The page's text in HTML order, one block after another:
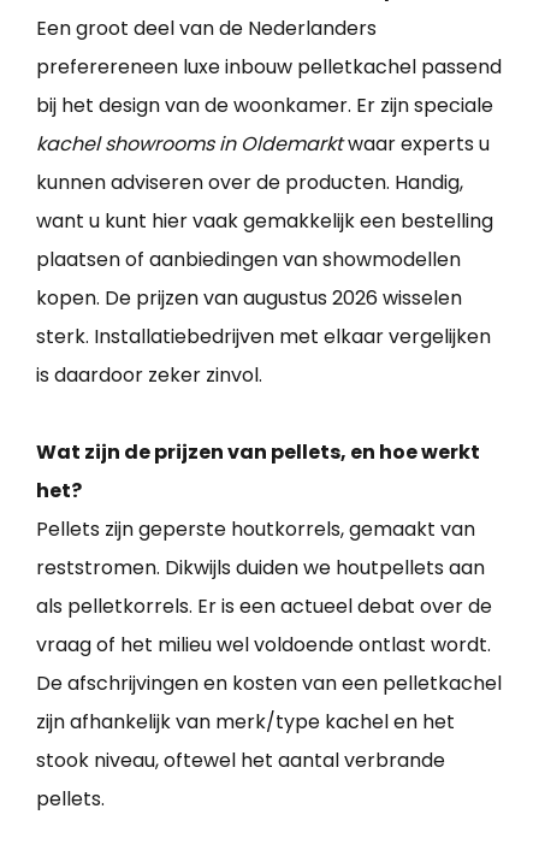
Een groot deel van de Nederlanders
preferereneen luxe inbouw pelletkachel passend
bij het design van de woonkamer. Er zijn speciale
kachel showrooms in Oldemarktwaar experts u
kunnen adviseren over de producten. Handig,
want u kunt hier vaak gemakkelijk een bestelling
plaatsen of aanbiedingen van showmodellen
kopen. De prijzen van augustus 2026 wisselen
sterk. Installatiebedrijven met elkaar vergelijken
is daardoor zeker zinvol.
Wat zijn de prijzen van pellets, en hoe werkt
het?
Pellets zijn geperste houtkorrels, gemaakt van
reststromen. Dikwijls duiden we houtpellets aan
als pelletkorrels. Er is een actueel debat over de
vraag of het milieu wel voldoende ontlast wordt.
De afschrijvingen en kosten van een pelletkachel
zijn afhankelijk van merk/type kachel en het
stook niveau, oftewel het aantal verbrande
pellets.